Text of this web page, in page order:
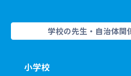
学校の先生・自治体関
小学校